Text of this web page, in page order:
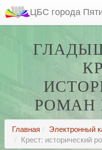
ЦБС города
РОМАН
Главная
Электронный
Крест: исторический